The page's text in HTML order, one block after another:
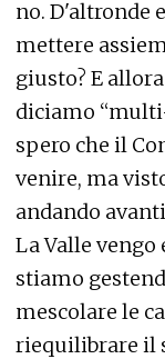
no. D'altronde
mettere
giusto? E
diciamo
spero che il
venire, ma
andando
La Valle vengo
stiamo
mescolare le
riequilibrare il